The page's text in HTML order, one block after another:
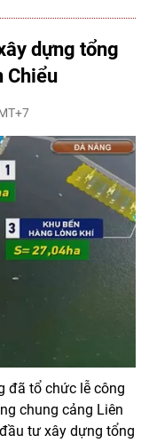
dựng tổng
Chiểu
đã tổ chức lễ công
chung cảng Liên
tư xây dựng tổng